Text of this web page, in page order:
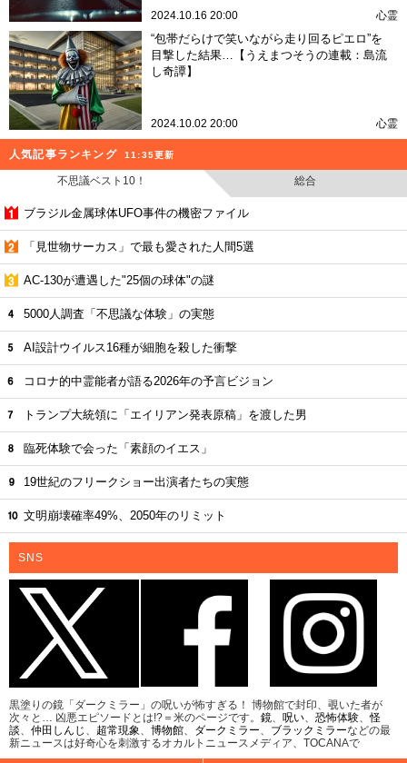
2024.10.16 20:00 心霊
“包帯だらけで笑いながら走り回るピエロ”を
目撃した結果…【うえまつそうの連載：島流
し奇譚】
2024.10.02 20:00 心霊
人気記事ランキング 11:35更新
不思議ベスト10！ 総合
ブラジル金属球体UFO事件の機密ファイル
「見世物サーカス」で最も愛された人間5選
AC-130が遭遇した"25個の球体"の謎
5000人調査「不思議な体験」の実態
AI設計ウイルス16種が細胞を殺した衝撃
コロナ的中霊能者が語る2026年の予言ビジョン
トランプ大統領に「エイリアン発表原稿」を渡した男
臨死体験で会った「素顔のイエス」
19世紀のフリークショー出演者たちの実態
文明崩壊確率49%、2050年のリミット
SNS
黒塗りの鏡「ダークミラー」の呪いが怖すぎる！ 博物館で封印、覗いた者が
次々と… 凶悪エピソードとは!?＝米のページです。 鏡 呪い 恐怖体験 、怪
談
仲田しんじ 超常現象 博物館 ダークミラー ブラックミラーなどの最
新ニュースは好奇心を刺激するオカルトニュースメディア、TOCANAで